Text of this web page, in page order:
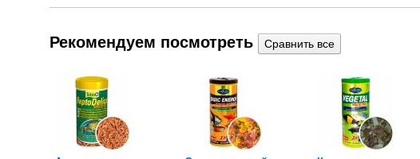
Рекомендуем посмотреть